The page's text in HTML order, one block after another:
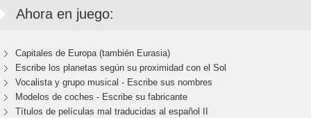
Ahora en juego:
Capitales de Europa (también Eurasia)
Escribe los planetas según su proximidad con el Sol
Vocalista y grupo musical - Escribe sus nombres
Modelos de coches - Escribe su fabricante
Títulos de películas mal traducidas al español II